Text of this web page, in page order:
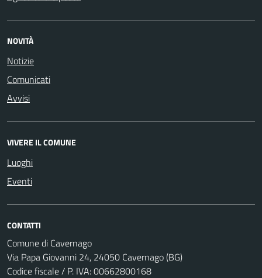
NOVITÀ
Notizie
Comunicati
Avvisi
VIVERE IL COMUNE
Luoghi
Eventi
CONTATTI
Comune di Cavernago
Via Papa Giovanni 24, 24050 Cavernago (BG)
Codice fiscale / P. IVA: 00662800168